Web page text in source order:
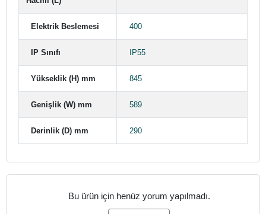
Elektrik Beslemesi 400
IP Sınıfı IP55
Yükseklik (H) mm 845
Genişlik (W) mm 589
Derinlik (D) mm 290
Bu ürün için henüz yorum yapılmadı.